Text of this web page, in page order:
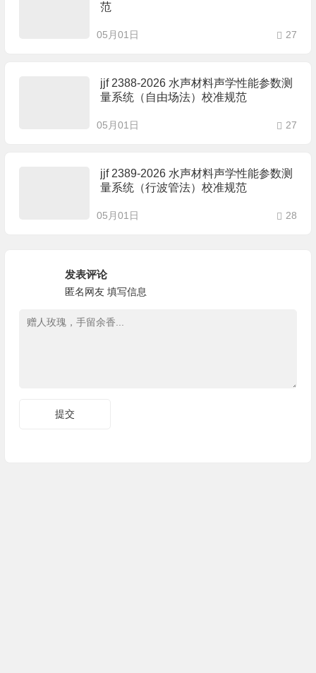
范
05月01日 27
jjf 2388-2026 水声材料声学性能参数测
量系统（自由场法）校准规范
05月01日 27
jjf 2389-2026 水声材料声学性能参数测
量系统（行波管法）校准规范
05月01日 28
发表评论
匿名网友 填写信息